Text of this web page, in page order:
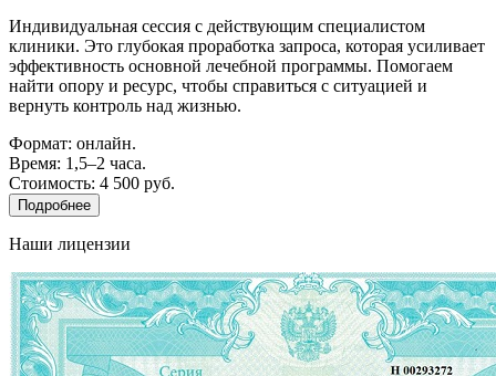
Индивидуальная сессия с действующим специалистом
клиники. Это глубокая проработка запроса, которая усиливает
эффективность основной лечебной программы. Помогаем
найти опору и ресурс, чтобы справиться с ситуацией и
вернуть контроль над жизнью.
Формат: онлайн.
Время: 1,5–2 часа.
Стоимость: 4 500 руб.
Подробнее
Наши лицензии